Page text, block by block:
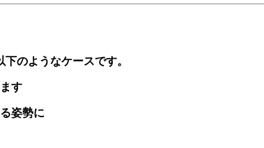
のようなケースです。
す
姿勢に